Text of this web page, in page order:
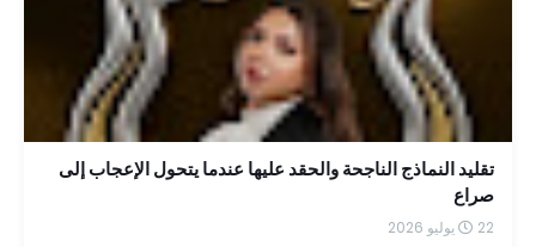
تقليد النماذج الناجحة والحقد عليها عندما يتحول الإعجاب إلى
صراع
22 يوليو 2026